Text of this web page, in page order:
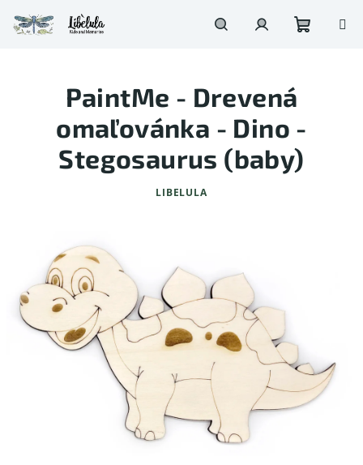
na
obsah
PaintMe - Drevená
omaľovánka - Dino -
Stegosaurus (baby)
LIBELULA